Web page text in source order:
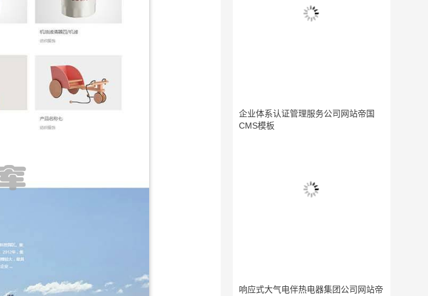
企业体系认证管理服务公司网站帝国
CMS模板
响应式大气电伴热电器集团公司网站帝